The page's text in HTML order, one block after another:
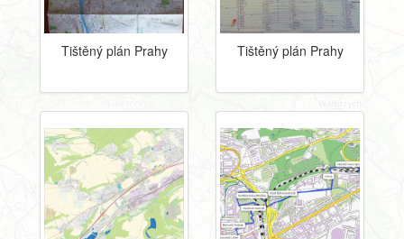
Tištěný plán Prahy Tištěný plán Prahy